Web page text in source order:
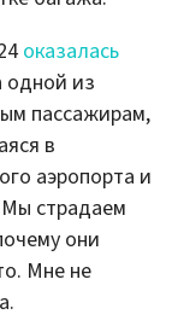
оказалась
одной из
пассажирам,
в
аэропорта и
страдаем
они
Мне не